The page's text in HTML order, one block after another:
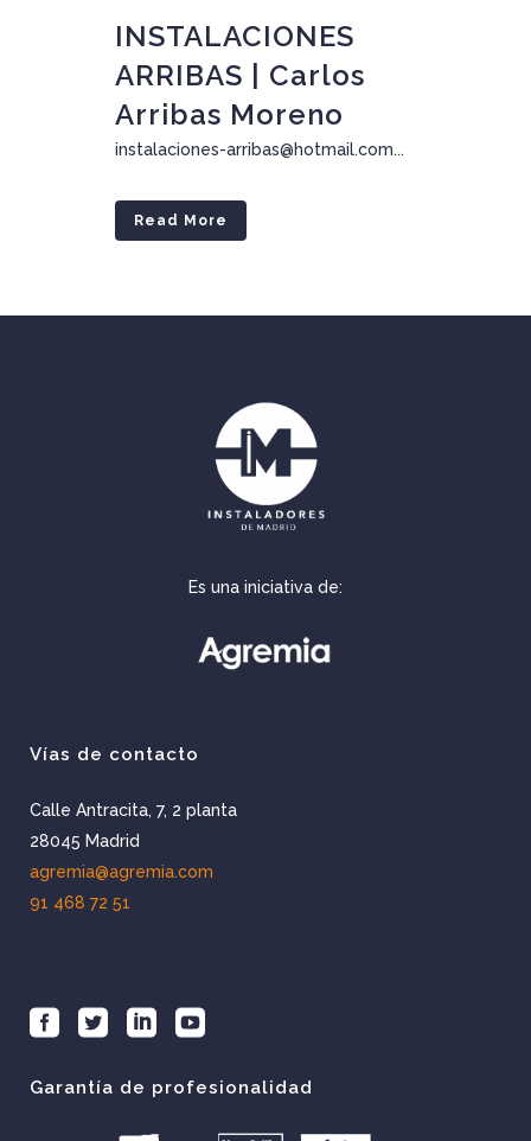
INSTALACIONES
ARRIBAS | Carlos
Arribas Moreno
instalaciones-arribas@hotmail.com...
Read More
Es una iniciativa de:
Vías de contacto
Calle Antracita, 7, 2 planta
28045 Madrid
agremia@agremia.com
91 468 72 51
Garantía de profesionalidad